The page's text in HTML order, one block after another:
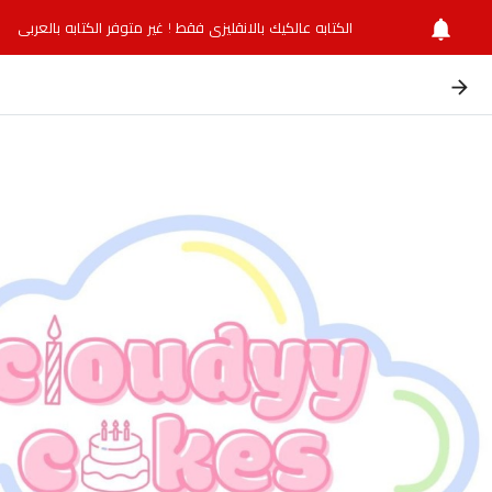
الكتابه عالكيك بالانقليزي فقط ! غير متوفر الكتابه بالعربي